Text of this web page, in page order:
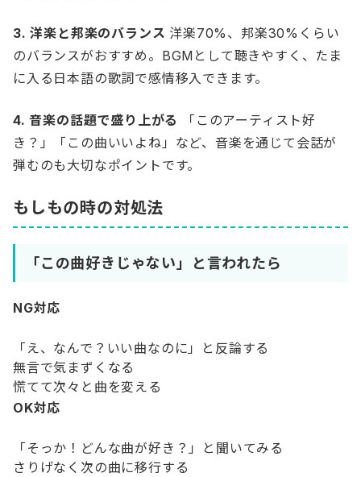
3. 洋楽と邦楽のバランス 洋楽70%、邦楽30%くらい
のバランスがおすすめ。BGMとして聴きやすく、たま
に入る日本語の歌詞で感情移入できます。
4. 音楽の話題で盛り上がる
「このアーティスト好
き？」「この曲いいよね」など、音楽を通じて会話が
弾むのも大切なポイントです。
もしもの時の対処法
「この曲好きじゃない」と言われたら
NG対応
「え、なんで？いい曲なのに」と反論する
無言で気まずくなる
慌てて次々と曲を変える
OK対応
「そっか！どんな曲が好き？」と聞いてみる
さりげなく次の曲に移行する